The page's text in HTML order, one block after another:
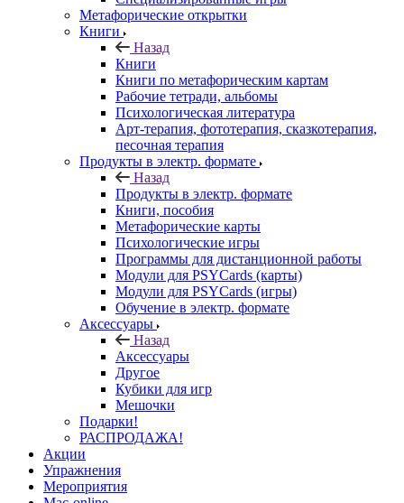
Метафорические открытки
Книги
Назад
Книги
Книги по метафорическим картам
Рабочие тетради, альбомы
Психологическая литература
Арт-терапия, фототерапия, сказкотерапия,
песочная терапия
Продукты в электр. формате
Назад
Продукты в электр. формате
Книги, пособия
Метафорические карты
Психологические игры
Программы для дистанционной работы
Модули для PSYCards (карты)
Модули для PSYCards (игры)
Обучение в электр. формате
Аксессуары
Назад
Аксессуары
Другое
Кубики для игр
Мешочки
Подарки!
РАСПРОДАЖА!
Акции
Упражнения
Мероприятия